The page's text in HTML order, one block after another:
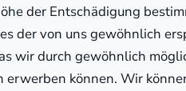
der Entschädigung
der von uns gewöhnlich
wir durch gewöhnlich
können. Wir